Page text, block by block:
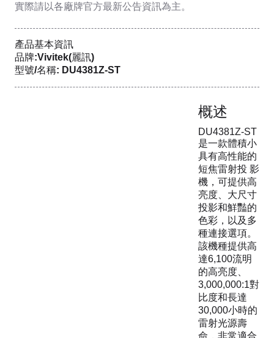
實際請以各廠牌官方最新公告資訊為主。
產品基本資訊
品牌:Vivitek(麗訊)
型號/名稱: DU4381Z-ST
概述
DU4381Z-ST
是一款體積小
具有高性能的
短焦雷射投 影
機，可提供高
亮度、大尺寸
投影和鮮豔的
色彩，以及多
種連接選項。
該機種提供高
達6,100流明
的高亮度、
3,000,000:1對
比度和長達
30,000小時的
雷射光源壽
命，非常適合